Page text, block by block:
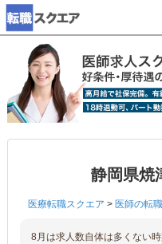
静岡県焼
医療転職スクエア > 医師の転
8月は求人数自体は多くない